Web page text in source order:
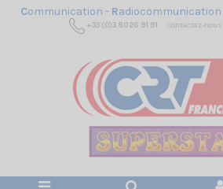
Communication - Radiocommunication
+33 (0)3 80 26 91 91 Contactez-nous